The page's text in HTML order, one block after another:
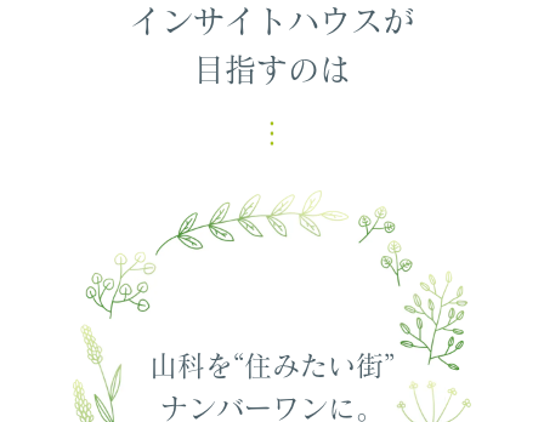
インサイトハウスが
目指すのは
山科を“住みたい街”
ナンバーワンに。